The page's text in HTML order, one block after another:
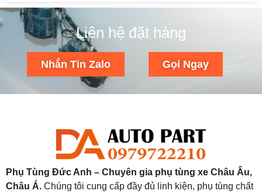
Liên hệ đặt hàng
Nhắn Tin Zalo Gọi Ngay
Phụ Tùng Đức Anh – Chuyên gia phụ tùng xe Châu Âu,
Châu Á. Chúng tôi cung cấp đầy đủ linh kiện, phụ tùng chất